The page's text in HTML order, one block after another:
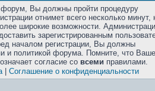
форум, Вы должны пройти процедуру
отнимет всего несколько минут,
широкие возможности.
зарегистрированным
началом регистрации, Вы должны
и политикой форума. Помните, что Ваше
согласие со всеми правилами.
| Соглашение о конфиденциальности